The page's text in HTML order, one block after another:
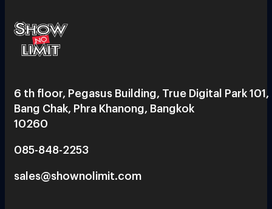
6 th floor, Pegasus Building, True Digital Park 101,
Bang Chak, Phra Khanong, Bangkok
10260
085-848-2253
sales@shownolimit.com